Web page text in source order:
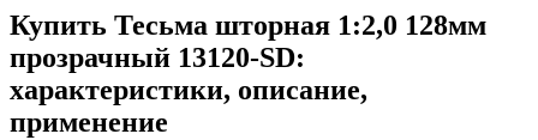
Купить Тесьма шторная 1:2,0 128мм
прозрачный 13120-SD:
характеристики, описание,
применение